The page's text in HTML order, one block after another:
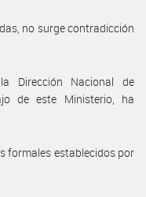
no surge contradicción
Dirección Nacional de
de este Ministerio, ha
formales establecidos por